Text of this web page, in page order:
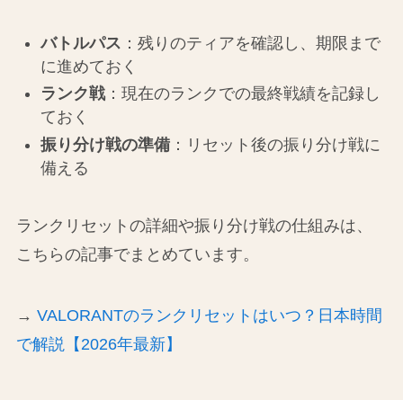
バトルパス ：残りのティアを確認し、期限まで
に進めておく
ランク戦：現在のランクでの最終戦績を記録し
ておく
振り分け戦の準備：リセット後の振り分け戦に
備える
ランクリセットの詳細や振り分け戦の仕組みは、
こちらの記事でまとめています。
→ VALORANTのランクリセットはいつ？日本時間
で解説【2026年最新】